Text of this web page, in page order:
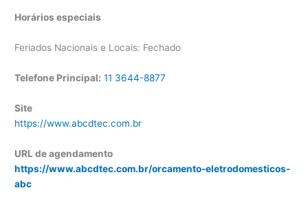
Horários especiais
Feriados Nacionais e Locais: Fechado
Telefone Principal: 11 3644-8877
Site
https://www.abcdtec.com.br
URL de agendamento
https://www.abcdtec.com.br/orcamento-eletrodomesticos-
abc